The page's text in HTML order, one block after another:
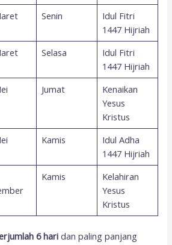
Senin
Idul Fitri
1447 Hijriah
Selasa
Idul Fitri
1447 Hijriah
Jumat
Kenaikan
Yesus
Kristus
Kamis
Idul Adha
1447 Hijriah
Kamis
Kelahiran
Yesus
Kristus
6 haridan paling panjang